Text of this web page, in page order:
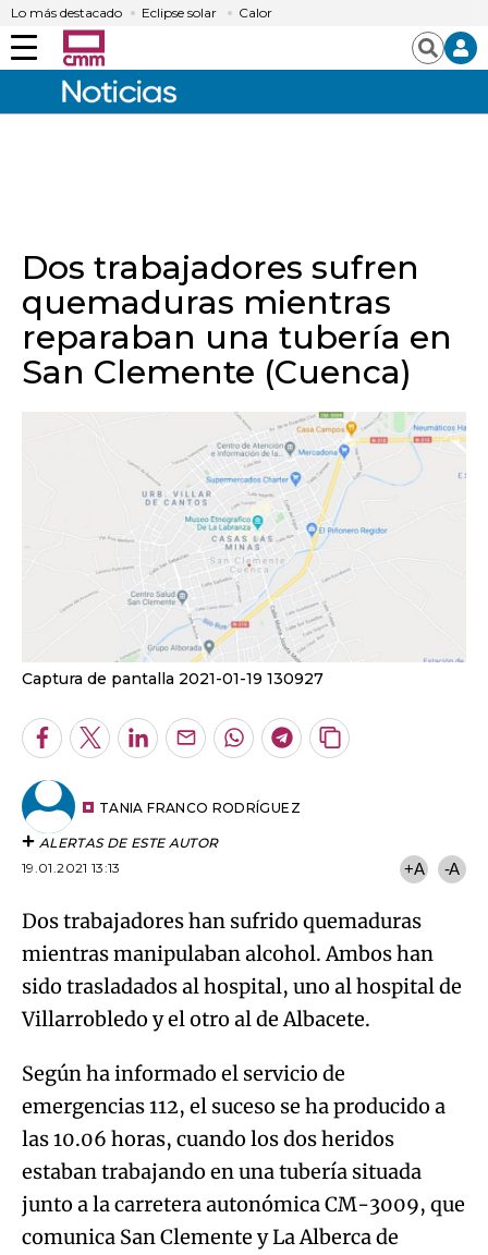
Lo más destacado Eclipse solar Calor
Menú Buscar
Dos trabajadores sufren
quemaduras mientras
reparaban una tubería en
San Clemente (Cuenca)
Captura de pantalla 2021-01-19 130927
Facebook
TwitterLinkedInEnviarWhatsapp
Telegram
Copiar
TANIA FRANCO RODRÍGUEZ
ALERTAS DE ESTE AUTOR
19.01.2021 13:13
+A -A
Dos trabajadores han sufrido quemaduras
mientras manipulaban alcohol. Ambos han
sido trasladados al hospital, uno al hospital de
Villarrobledo y el otro al de Albacete.
Según ha informado el servicio de
emergencias 112, el suceso se ha producido a
las 10.06 horas, cuando los dos heridos
estaban trabajando en una tubería situada
junto a la carretera autonómica CM-3009, que
comunica San Clemente y La Alberca de